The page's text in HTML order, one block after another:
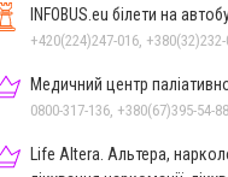
INFOBUS.eu білети на
+420(224)247-016,
Медичний центр
0800-317-136, +380(67)395-54-
Life Altera. Альтера,